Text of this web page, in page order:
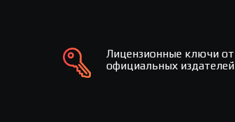
Лицензионные ключи от
официальных издателей